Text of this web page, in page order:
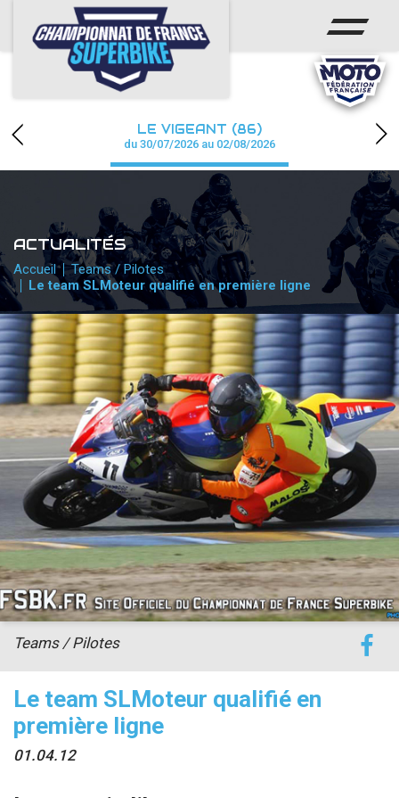
ACCUEIL
CHAMPIONNAT
CALENDRIER
PHOTOS / WEB TV
PARTENAIRES
PRESSE
PRESSE
accéder à la billetterie
LE VIGEANT (86)
du 30/07/2026 au 02/08/2026
ACTUALITÉS
Accueil
Teams / Pilotes
Le team SLMoteur qualifié en première ligne
Le team SLMoteur qualifié en
première ligne
01.04.12
Teams / Pilotes